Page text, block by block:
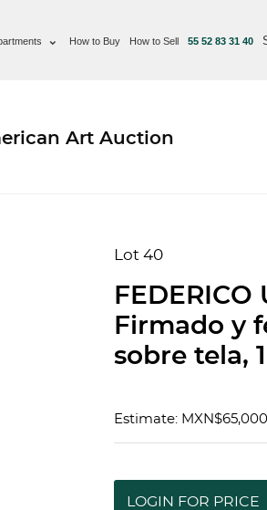
How to Buy How to Sell 55 52 83 31 40
Art Auction
Lot 40
Firmado y
sobre tela,
Estimate:
LOGIN FOR PRICE